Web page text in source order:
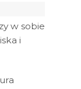
w sobie
i